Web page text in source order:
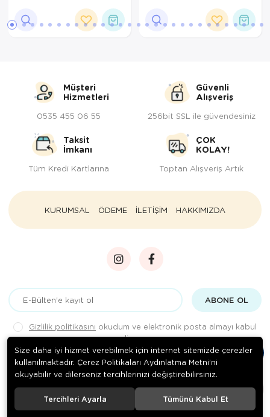
Müşteri
Hizmetleri
0535 455 06 55
Güvenli
Alışveriş
256bit SSL ile güvendesiniz
Taksit
İmkanı
Tüm Kredi Kartlarına
ÇOK
KOLAY!
Toptan Alışveriş Artık
KURUMSAL ÖDEME İLETİŞİM HAKKIMIZDA
ABONE OL
Gizlilik politikasını okudum ve elektronik posta almayı kabul
ediyorum.
Size daha iyi hizmet verebilmek için internet sitemizde çerezler
kullanılmaktadır. Çerez Politikaları Aydınlatma Metni’ni
okuyabilir ve dilerseniz tercihlerinizi değiştirebilirsiniz.
Tercihleri Ayarla Tümünü Kabul Et